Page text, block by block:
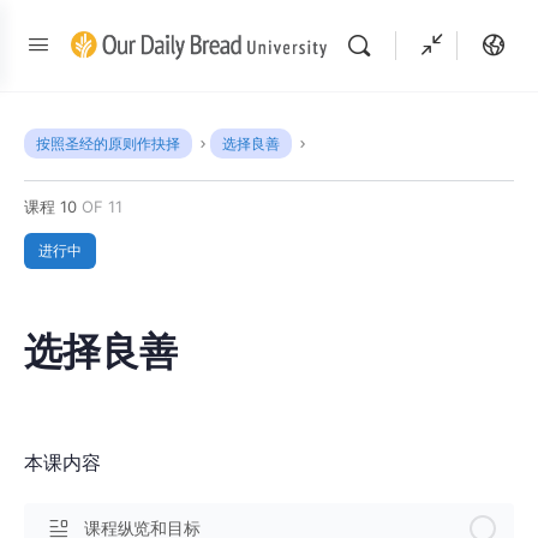
按照圣经的原则作抉择 选择良善
课程 10 OF 11
进行中
选择良善
本课内容
课程纵览和目标